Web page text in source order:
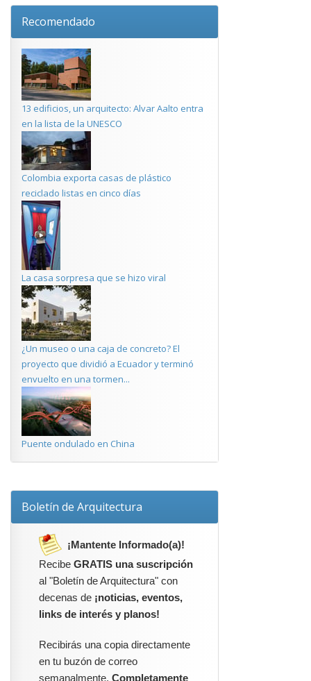
Recomendado
13 edificios, un arquitecto: Alvar Aalto entra
en la lista de la UNESCO
Colombia exporta casas de plástico
reciclado listas en cinco días
La casa sorpresa que se hizo viral
¿Un museo o una caja de concreto? El
proyecto que dividió a Ecuador y terminó
envuelto en una tormen...
Puente ondulado en China
Boletín de Arquitectura
¡Mantente Informado(a)!
Recibe GRATIS una suscripción
al "Boletín de Arquitectura" con
decenas de ¡noticias, eventos,
links de interés y planos!
Recibirás una copia directamente
en tu buzón de correo
semanalmente. Completamente